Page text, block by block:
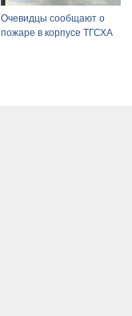
Очевидцы сообщают о
пожаре в корпусе ТГСХА